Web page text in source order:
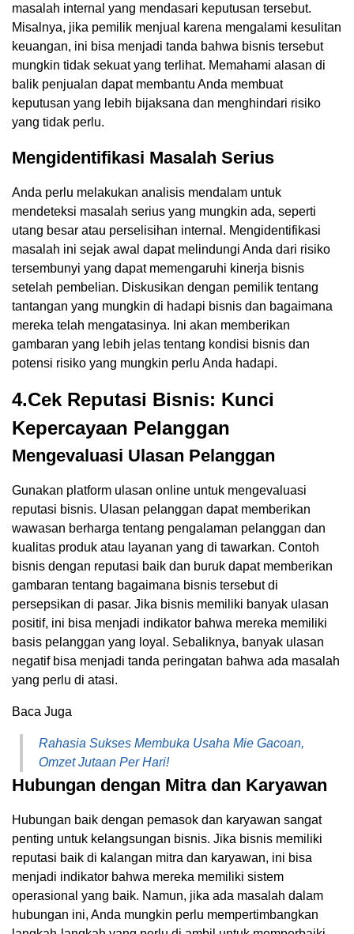
masalah internal yang mendasari keputusan tersebut.
Misalnya, jika pemilik menjual karena mengalami kesulitan
keuangan, ini bisa menjadi tanda bahwa bisnis tersebut
mungkin tidak sekuat yang terlihat. Memahami alasan di
balik penjualan dapat membantu Anda membuat
keputusan yang lebih bijaksana dan menghindari risiko
yang tidak perlu.
Mengidentifikasi Masalah Serius
Anda perlu melakukan analisis mendalam untuk
mendeteksi masalah serius yang mungkin ada, seperti
utang besar atau perselisihan internal. Mengidentifikasi
masalah ini sejak awal dapat melindungi Anda dari risiko
tersembunyi yang dapat memengaruhi kinerja bisnis
setelah pembelian. Diskusikan dengan pemilik tentang
tantangan yang mungkin di hadapi bisnis dan bagaimana
mereka telah mengatasinya. Ini akan memberikan
gambaran yang lebih jelas tentang kondisi bisnis dan
potensi risiko yang mungkin perlu Anda hadapi.
4.Cek Reputasi Bisnis: Kunci
Kepercayaan Pelanggan
Mengevaluasi Ulasan Pelanggan
Gunakan platform ulasan online untuk mengevaluasi
reputasi bisnis. Ulasan pelanggan dapat memberikan
wawasan berharga tentang pengalaman pelanggan dan
kualitas produk atau layanan yang di tawarkan. Contoh
bisnis dengan reputasi baik dan buruk dapat memberikan
gambaran tentang bagaimana bisnis tersebut di
persepsikan di pasar. Jika bisnis memiliki banyak ulasan
positif, ini bisa menjadi indikator bahwa mereka memiliki
basis pelanggan yang loyal. Sebaliknya, banyak ulasan
negatif bisa menjadi tanda peringatan bahwa ada masalah
yang perlu di atasi.
Baca Juga
Rahasia Sukses Membuka Usaha Mie Gacoan,
Omzet Jutaan Per Hari!
Hubungan dengan Mitra dan Karyawan
Hubungan baik dengan pemasok dan karyawan sangat
penting untuk kelangsungan bisnis. Jika bisnis memiliki
reputasi baik di kalangan mitra dan karyawan, ini bisa
menjadi indikator bahwa mereka memiliki sistem
operasional yang baik. Namun, jika ada masalah dalam
hubungan ini, Anda mungkin perlu mempertimbangkan